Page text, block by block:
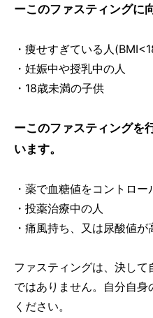
ーこのファスティングに
・痩せすぎている人
・妊娠中や授乳中の人
・18歳未満の子供
ーこのファスティングを
います。
・薬で血糖値をコントロ
・投薬治療中の人
・痛風持ち、又は尿酸値が
ファスティングは、決し
ではありません。自分自
ください。